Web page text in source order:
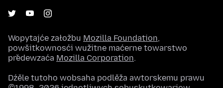
Wopytajće załožbu Mozilla Foundation,
powšitkownosći wužitne maćerne towarstwo
předewzaća Mozilla Corporation.
Dźěle tutoho wobsaha podlěža awtorskemu prawu